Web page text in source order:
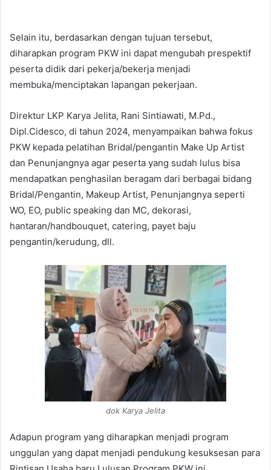
Selain itu, berdasarkan dengan tujuan tersebut,
diharapkan program PKW ini dapat mengubah prespektif
peserta didik dari pekerja/bekerja menjadi
membuka/menciptakan lapangan pekerjaan.
Direktur LKP Karya Jelita, Rani Sintiawati, M.Pd.,
Dipl.Cidesco, di tahun 2024, menyampaikan bahwa fokus
PKW kepada pelatihan Bridal/pengantin Make Up Artist
dan Penunjangnya agar peserta yang sudah lulus bisa
mendapatkan penghasilan beragam dari berbagai bidang
Bridal/Pengantin, Makeup Artist, Penunjangnya seperti
WO, EO, public speaking dan MC, dekorasi,
hantaran/handbouquet, catering, payet baju
pengantin/kerudung, dll.
dok Karya Jelita
Adapun program yang diharapkan menjadi program
unggulan yang dapat menjadi pendukung kesuksesan para